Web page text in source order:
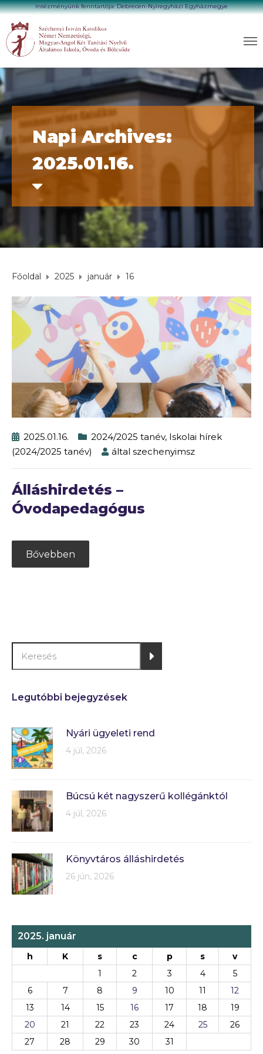
Intézményünk fenntartója: Debrecen-Nyíregyházi Egyházmegye
Napi Archives:
2025.01.16.
Főoldal 2025 január 16
2025.01.16. 2024/2025 tanév, Iskolai hírek
(2024/2025 tanév)
által szechenyimsz
Álláshirdetés –
Óvodapedagógus
Bővebben
Legutóbbi bejegyzések
Nyári ügyeleti rend
4 júl, 2026
Búcsú két nagyszerű kollégánktól
4 júl, 2026
Könyvtáros álláshirdetés
26 jún, 2026
2025. január
h K s c p s
v
1
2 3 4
5
6
7 8 9 10 11
12
13
14 15 16 17 18
19
20
21 22 23 24 25
26
27
28 29 30 31